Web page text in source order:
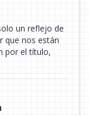
un reflejo de
que nos están
por el título,